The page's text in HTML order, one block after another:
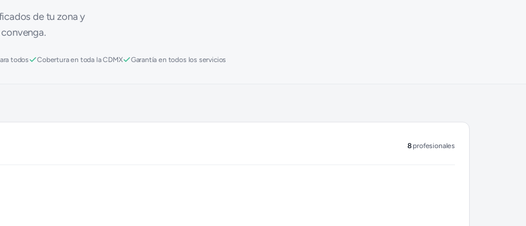
de tu zona y
todos Cobertura en toda la CDMX Garantía en todos los servicios
8 profesionales